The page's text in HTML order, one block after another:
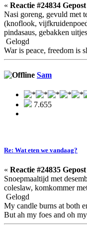
« Reactie #24834
Nasi goreng, gevuld met
(knoflook,
pindasaus, gebakken
Gelogd
War is peace, freedom is
Sam
7.655
Re: Wat eten we vandaag?
« Reactie #24835
Snoepmaaltijd met
coleslaw, komkommer
Gelogd
My candle burns at both
But ah my foes and oh